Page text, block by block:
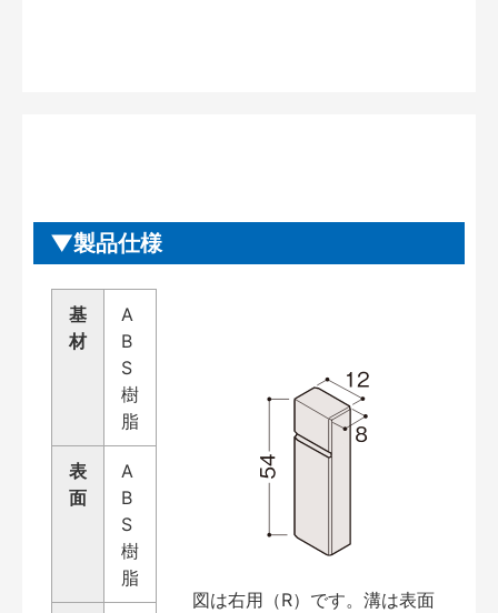
製品仕様
基
材
A
B
S
樹
脂
表
面
A
B
S
樹
脂
図は右用（R）です。溝は表面